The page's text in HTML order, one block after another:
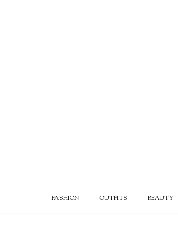
FASHION OUTFITS BEAUTY